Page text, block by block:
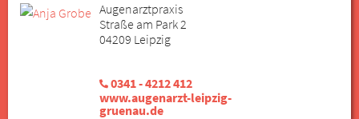
Augenarztpraxis
Straße am Park 2
04209 Leipzig
0341 - 4212 412
www.augenarzt-leipzig-
gruenau.de